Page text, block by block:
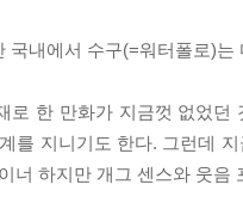
국내에서 수구(=워터폴로)
로 한 만화가 지금껏 없었
를 지니기도 한다. 그런데
너 하지만 개그 센스와 웃음